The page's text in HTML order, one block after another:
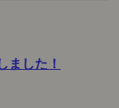
ました！